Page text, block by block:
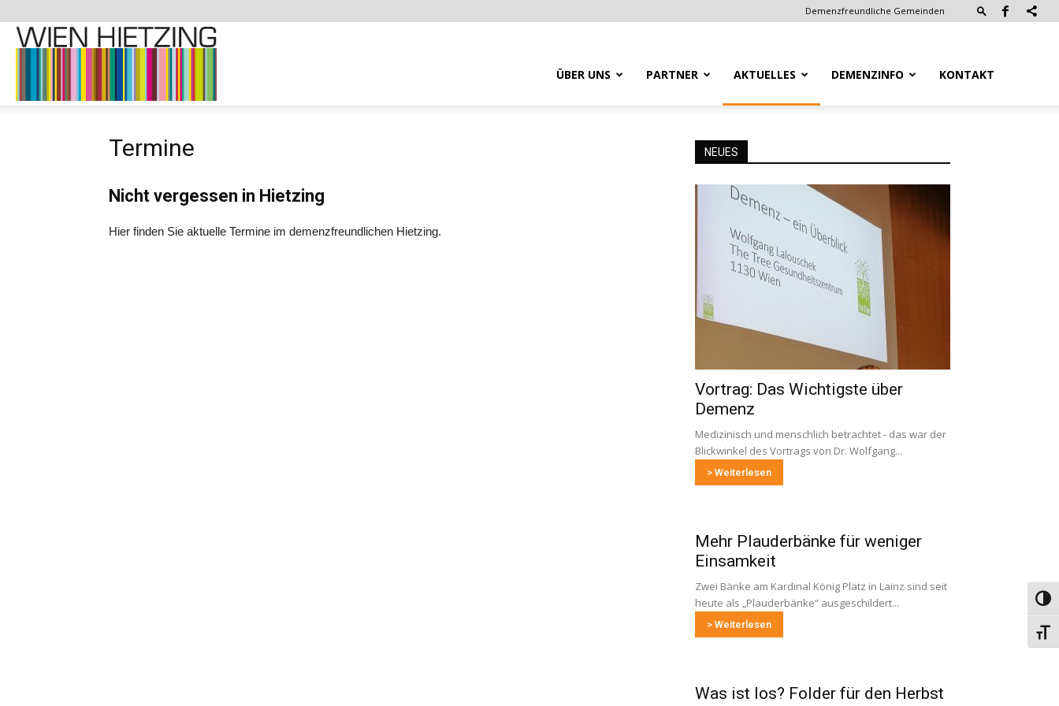
Demenzfreundliche Gemeinden
–
ÜBER UNS PARTNER AKTUELLES DEMENZINFO KONTAKT
Termine
Nicht vergessen in Hietzing
Hier finden Sie aktuelle Termine im demenzfreundlichen Hietzing.
NEUES
Vortrag: Das Wichtigste über
Demenz
Medizinisch und menschlich betrachtet - das war der
Blickwinkel des Vortrags von Dr. Wolfgang...
> Weiterlesen
Mehr Plauderbänke für weniger
Einsamkeit
Zwei Bänke am Kardinal König Platz in Lainz sind seit
heute als „Plauderbänke“ ausgeschildert...
> Weiterlesen
Was ist los? Folder für den Herbst